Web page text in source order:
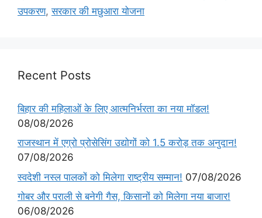
उपकरण,सरकार की मछुआरा योजना
Recent Posts
बिहार की महिलाओं के लिए आत्मनिर्भरता का नया मॉडल!
08/08/2026
राजस्थान में एग्रो प्रोसेसिंग उद्योगों को 1.5 करोड़ तक अनुदान!
07/08/2026
स्वदेशी नस्ल पालकों को मिलेगा राष्ट्रीय सम्मान! 07/08/2026
गोबर और पराली से बनेगी गैस, किसानों को मिलेगा नया बाजार!
06/08/2026